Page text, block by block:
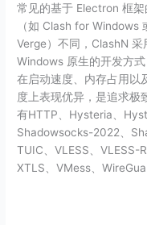
常见的基于 Electron 框
（如 Clash for Windows
Verge）不同，ClashN 采
Windows 原生的开发方
在启动速度、内存占用以
度上表现优异，是追求极
有HTTP、Hysteria、
Shadowsocks-2022、
TUIC、VLESS、VLESS-
XTLS、VMess、